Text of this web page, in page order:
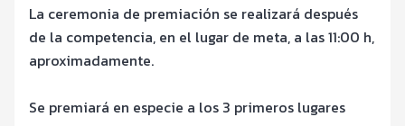
La ceremonia de premiación se realizará después
de la competencia, en el lugar de meta, a las 11:00 h,
aproximadamente.
Se premiará en especie a los 3 primeros lugares